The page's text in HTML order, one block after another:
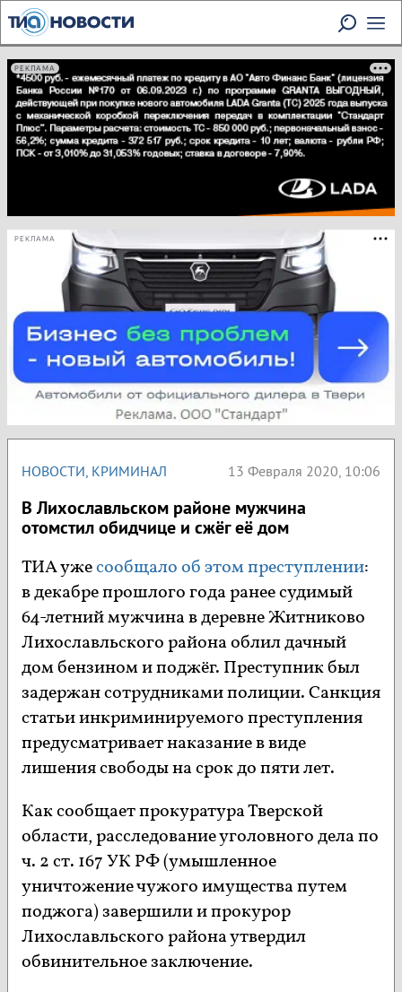
РЕКЛАМА
РЕКЛАМА
НОВОСТИ, КРИМИНАЛ 13 Февраля 2020, 10:06
В Лихославльском районе мужчина
отомстил обидчице и сжёг её дом
ТИА ужесообщало об этом преступлении:
в декабре прошлого года ранее судимый
64-летний мужчина в деревне Житниково
Лихославльского района облил дачный
дом бензином и поджёг. Преступник был
задержан сотрудниками полиции. Санкция
статьи инкриминируемого преступления
предусматривает наказание в виде
лишения свободы на срок до пяти лет.
Как сообщает прокуратура Тверской
области, расследование уголовного дела по
ч. 2 ст. 167 УК РФ (умышленное
уничтожение чужого имущества путем
поджога) завершили и прокурор
Лихославльского района утвердил
обвинительное заключение.